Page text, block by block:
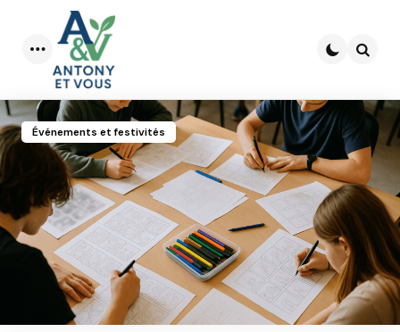
Menu
Événements et festivités